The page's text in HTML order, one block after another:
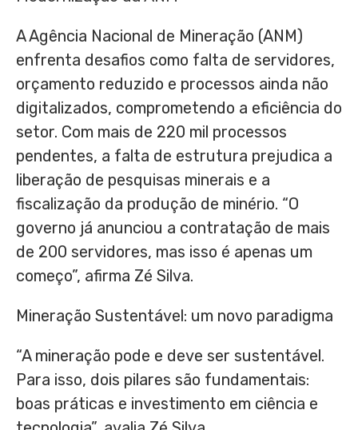
A Agência Nacional de Mineração (ANM)
enfrenta desafios como falta de servidores,
orçamento reduzido e processos ainda não
digitalizados, comprometendo a eficiência do
setor. Com mais de 220 mil processos
pendentes, a falta de estrutura prejudica a
liberação de pesquisas minerais e a
fiscalização da produção de minério. “O
governo já anunciou a contratação de mais
de 200 servidores, mas isso é apenas um
começo”, afirma Zé Silva.
Mineração Sustentável: um novo paradigma
“A mineração pode e deve ser sustentável.
Para isso, dois pilares são fundamentais:
boas práticas e investimento em ciência e